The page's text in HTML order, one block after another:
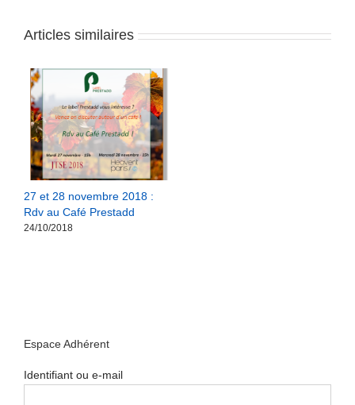
Articles similaires
27 et 28 novembre 2018 :
Rdv au Café Prestadd
24/10/2018
Espace Adhérent
Identifiant ou e-mail